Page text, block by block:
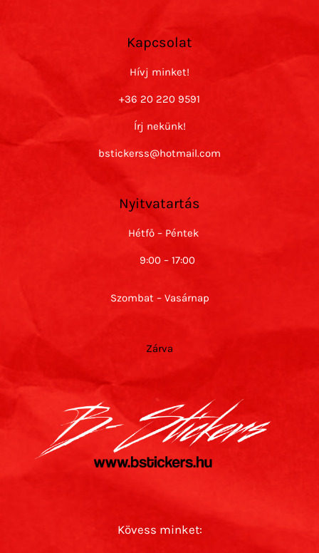
Kapcsolat
Hívj minket!
+36 20 220 9591
Írj nekünk!
bstickerss@hotmail.com
Nyitvatartás
Hétfő – Péntek
9:00 – 17:00
Szombat – Vasárnap
Zárva
Kövess minket: